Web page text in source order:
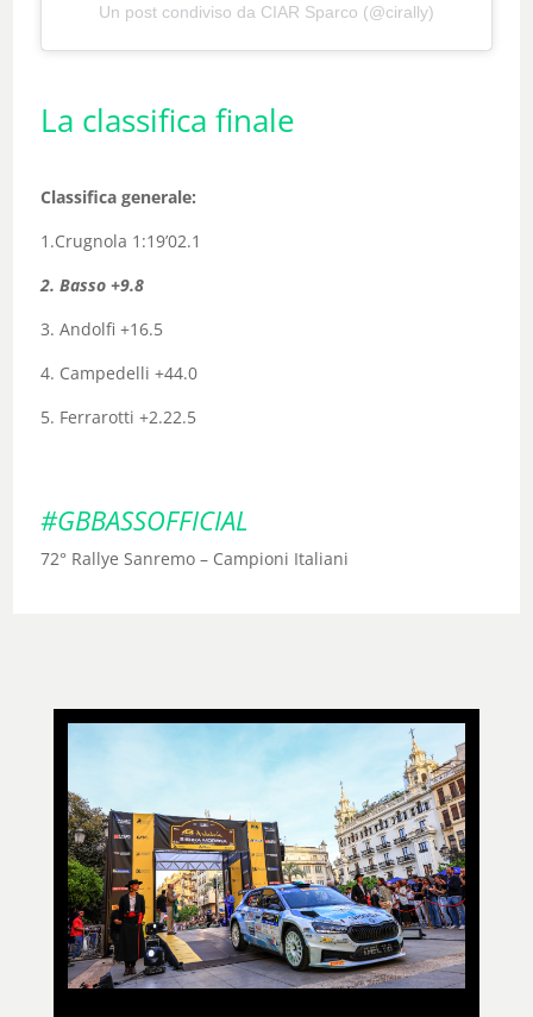
Un post condiviso da CIAR Sparco (@cirally)
La classifica finale
Classifica generale:
1.Crugnola 1:19’02.1
2. Basso +9.8
3. Andolfi +16.5
4. Campedelli +44.0
5. Ferrarotti +2.22.5
#GBBASSOFFICIAL
72° Rallye Sanremo – Campioni Italiani